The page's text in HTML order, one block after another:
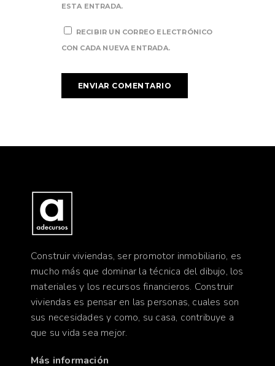
ESTA ENTRADA.
RECIBIR UN CORREO ELECTRÓNICO
CON CADA NUEVA ENTRADA.
Construir viviendas, ser promotor inmobiliario, es
mucho más que dominar la técnica del dibujo, los
materiales y los recursos financieros. Construir
viviendas es pensar en las personas, cuales son
sus necesidades y como, su casa, contribuye a
que su vida sea mejor.
Más información